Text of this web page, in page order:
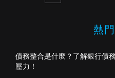
熱
債務整合是什麼？了解銀行債
壓力！